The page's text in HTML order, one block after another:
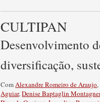
CULTIPAN
Desenvolvimento
diversificação,
ComAlexandre Romeiro de Araujo,
Aguiar,Denise Baptaglin